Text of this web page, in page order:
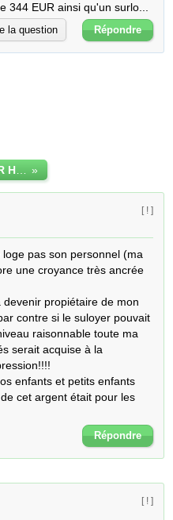
344 EUR ainsi qu'un surlo...
Répondre
la question
»
[ ! ]
pas son personnel (ma
une croyance très ancrée
propiétaire de mon
contre si le suloyer pouvait
raisonnable toute ma
serait acquise à la
enfants et petits enfants
cet argent était pour les
Répondre
[ ! ]